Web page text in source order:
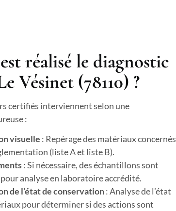
réalisé le diagnostic
Vésinet (78110) ?
certifiés interviennent selon une
:
visuelle : Repérage des matériaux concernés
(liste A et liste B).
: Si nécessaire, des échantillons sont
analyse en laboratoire accrédité.
de l’état de conservation: Analyse de l’état
pour déterminer si des actions sont